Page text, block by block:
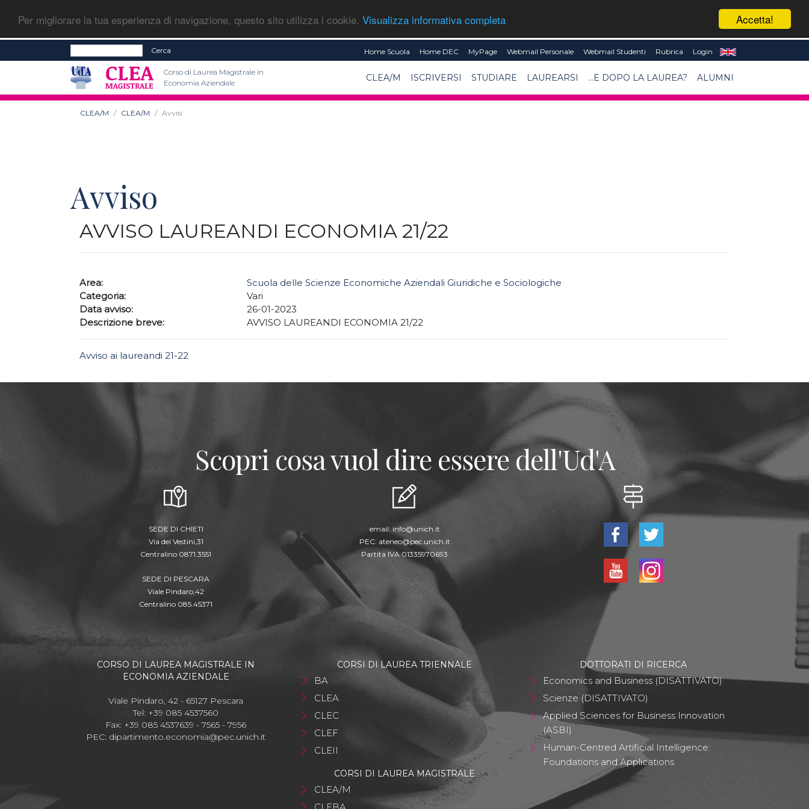
Accetta!
Per migliorare la tua esperienza di navigazione, questo sito utilizza i cookie. Visualizza informativa completa
Cerca Home Scuola Home DEC MyPage Webmail Personale Webmail Studenti Rubrica Login
Corso di Laurea Magistrale in
Economia Aziendale
CLEA/M ISCRIVERSI STUDIARE LAUREARSI ...E DOPO LA LAUREA? ALUMNI
CLEA/M CLEA/M Avvisi
Avviso
AVVISO LAUREANDI ECONOMIA 21/22
Area:
Scuola delle Scienze Economiche Aziendali Giuridiche e Sociologiche
Categoria:
Vari
Data avviso:
26-01-2023
Descrizione breve:
AVVISO LAUREANDI ECONOMIA 21/22
Avviso ai laureandi 21-22
Scopri cosa vuol dire essere dell'Ud'A
SEDE DI CHIETI
Via dei Vestini,31
Centralino 0871.3551
SEDE DI PESCARA
Viale Pindaro,42
Centralino 085.45371
email:info@unich.it
PEC: ateneo@pec.unich.it
Partita IVA 01335970693
CORSO DI LAUREA MAGISTRALE IN
ECONOMIA AZIENDALE
Viale Pindaro, 42 - 65127 Pescara
Tel: +39 085 4537560
Fax: +39 085 4537639 - 7565 - 7956
PEC: dipartimento.economia@pec.unich.it
CORSI DI LAUREA TRIENNALE
BA
CLEA
CLEC
CLEF
CLEII
CORSI DI LAUREA MAGISTRALE
CLEA/M
DOTTORATI DI RICERCA
Economics and Business (DISATTIVATO)
Scienze (DISATTIVATO)
Applied Sciences for Business Innovation
(ASBI)
Human-Centred Artificial Intelligence:
Foundations and Applications